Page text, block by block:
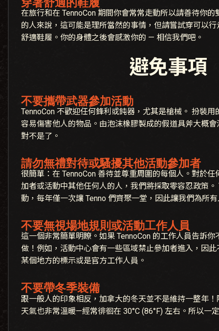
在旅行和在 TennoCon 期間你會常常走動所以請善待你
的人來說，這可能是理所當然的事情，但請嘗試穿可以
舒適鞋履。你的身體之後會感激你的 — 相信我們吧。
避免事項
不要攜帶武器參加活動
TennoCon 不歡迎任何鋒利或鈍器，尤其是槍械。 扮裝
容易傷害他人的物品。由泡沫橡膠製成的假道具斧大概
對不是了。
請勿無禮對待或騷擾其他活動參加者
很簡單：在 TennoCon 善待並尊重周圍的每個人。對於
加者或活動中其他任何人的人，我們將採取零容忍政策。
動，每年僅一次讓 Tenno 們齊聚一堂，因此讓我們為所
不要無視場地規則或活動工作人員
這一個非常簡單明瞭。如果 TennoCon 的工作人員告訴
做！例如，活動中心會有一些區域禁止參加者進入，因
某個地方的標示或是官方工作人員。
不要帶冬季裝備
跟一般人的印象相反，加拿大的冬天並不是維持一整年
天氣也非常溫暖—經常徘徊在 30°C (86°F) 左右。所以一